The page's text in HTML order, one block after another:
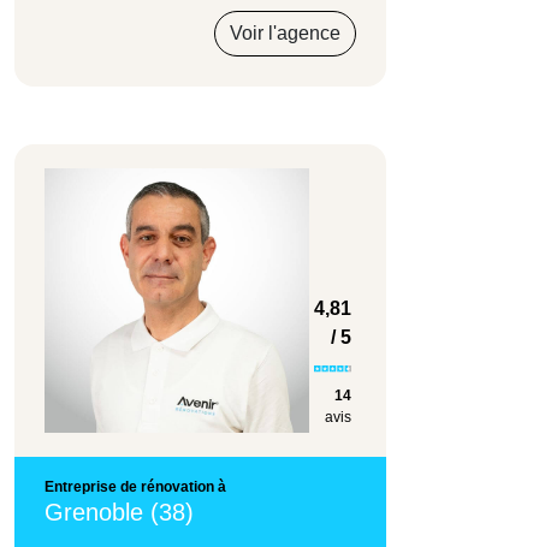
Voir l'agence
4,81
/ 5
14
avis
Entreprise de rénovation à
Grenoble (38)